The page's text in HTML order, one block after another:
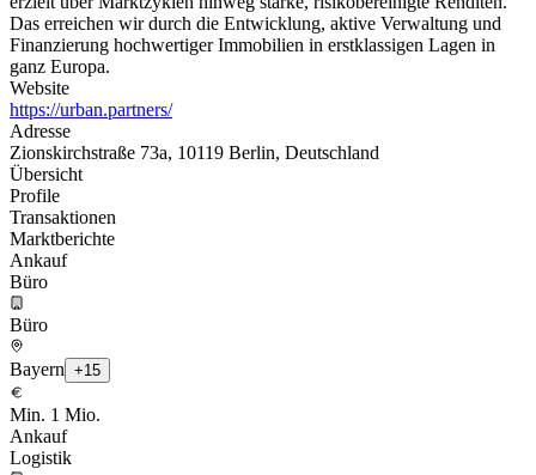
Das erreichen wir durch die Entwicklung, aktive Verwaltung und
Finanzierung hochwertiger Immobilien in erstklassigen Lagen in
ganz Europa.
Website
https://urban.partners/
Adresse
Zionskirchstraße 73a, 10119 Berlin, Deutschland
Übersicht
Profile
Transaktionen
Marktberichte
Ankauf
Büro
Büro
Bayern +15
Min. 1 Mio.
Ankauf
Logistik